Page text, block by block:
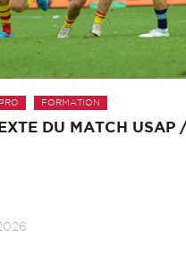
FORMATION
DU MATCH USAP